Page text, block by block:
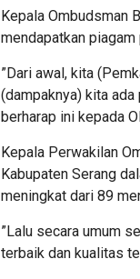
Kepala Ombudsman
mendapatkan piagam
”Dari awal, kita
(dampaknya) kita
berharap ini kepada
Kepala Perwakilan
Kabupaten Serang
meningkat dari 89
”Lalu secara umum
terbaik dan kualitas